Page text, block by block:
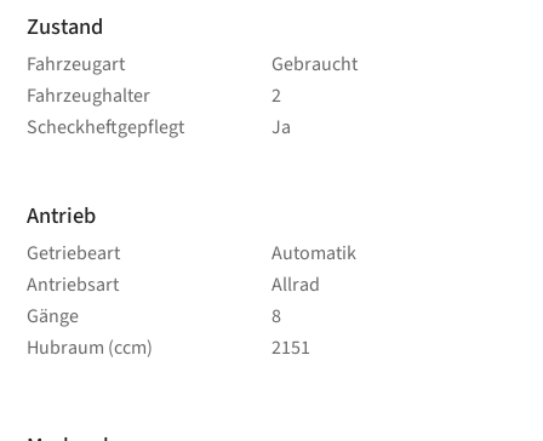
Zustand
Fahrzeugart
Gebraucht
Fahrzeughalter
2
Scheckheftgepflegt
Ja
Antrieb
Getriebeart
Automatik
Antriebsart
Allrad
Gänge
8
Hubraum (ccm)
2151